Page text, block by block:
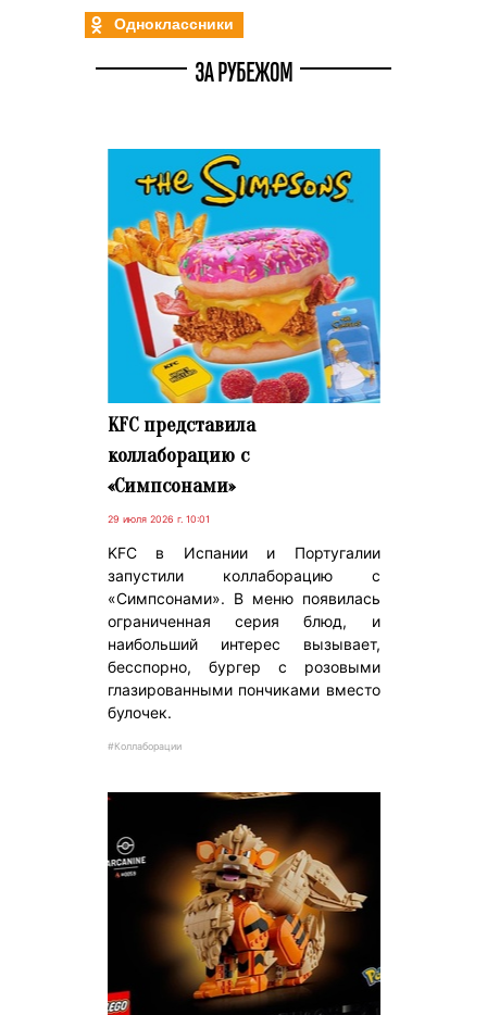
Одноклассники
ЗА РУБЕЖОМ
KFC представила
коллаборацию с
«Симпсонами»
29 июля 2026 г. 10:01
KFC в Испании и Португалии
запустили коллаборацию с
«Симпсонами». В меню появилась
ограниченная серия блюд, и
наибольший интерес вызывает,
бесспорно, бургер с розовыми
глазированными пончиками вместо
булочек.
#Коллаборации